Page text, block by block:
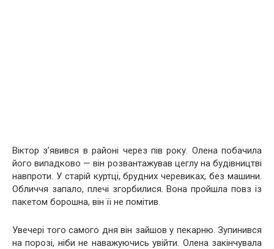
Віктор з’явився в районі через пів року. Олена побачила
його випадково — він розвантажував цеглу на будівництві
навпроти. У старій куртці, брудних черевиках, без машини.
Обличчя запало, плечі згорбилися. Вона пройшла повз із
пакетом борошна, він її не помітив.
Увечері того самого дня він зайшов у пекарню. Зупинився
на порозі, ніби не наважуючись увійти. Олена закінчувала